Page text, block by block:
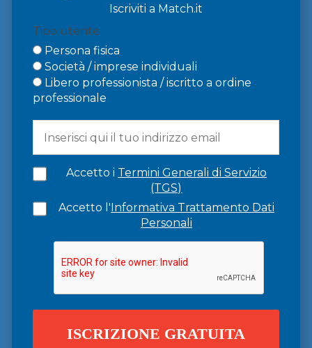
Iscriviti a Match.it
Tipo utente
Persona fisica
Società / imprese individuali
Libero professionista / iscritto a ordine
professionale
Accetto i Termini Generali di Servizio
(TGS)
Accetto l'Informativa Trattamento Dati
Personali